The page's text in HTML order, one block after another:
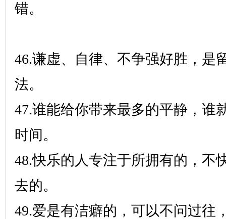
错。
46.谦虚、自律、不争强好胜，是
法。
47.谁能给你带来最多的平静，谁
时间。
48.快乐的人专注于所拥有的，不
去的。
49.爱是有洁癖的，可以不问过往